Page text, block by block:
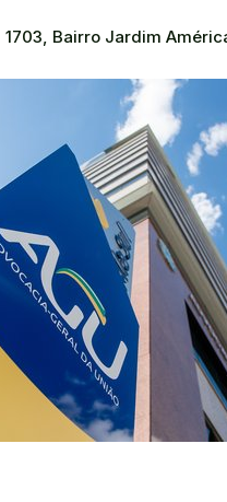
1703, Bairro Jardim